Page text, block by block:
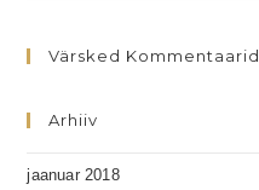
Värsked Kommentaarid
Arhiiv
jaanuar 2018